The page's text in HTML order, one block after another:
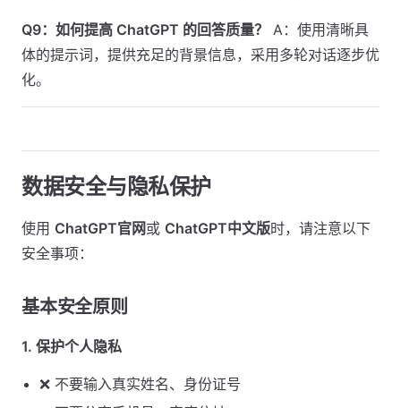
Q9：如何提高 ChatGPT 的回答质量？
A：使用清晰具
体的提示词，提供充足的背景信息，采用多轮对话逐步优
化。
数据安全与隐私保护
使用 ChatGPT官网或 ChatGPT中文版时，请注意以下
安全事项：
基本安全原则
1. 保护个人隐私
❌ 不要输入真实姓名、身份证号